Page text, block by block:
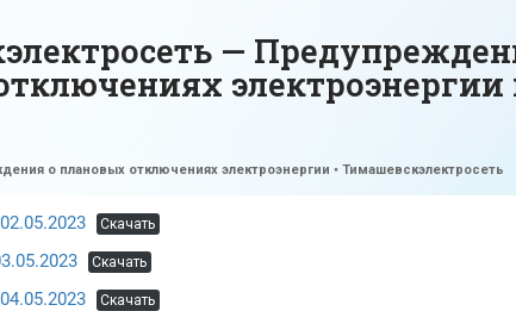
—
электроэнергии
о плановых отключениях электроэнергии • Тимашевскэлектросеть
Скачать
Скачать
Скачать